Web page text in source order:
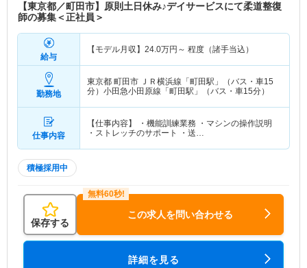
【東京都／町田市】原則土日休み♪デイサービスにて柔道整復
師の募集＜正社員＞
給与
【モデル月収】 24.0万円～ 程度（諸手当込）
勤務地
東京都 町田市 ＪＲ横浜線「町田駅」（バス・車15
分）小田急小田原線「町田駅」（バス・車15分）
仕事内容
【仕事内容】 ・機能訓練業務 ・マシンの操作説明
・ストレッチのサポート ・送…
積極採用中
保存する
この求人を問い合わせる
詳細を見る